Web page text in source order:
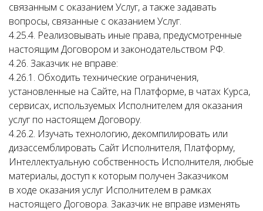
связанным с оказанием Услуг, а также задавать
вопросы, связанные с оказанием Услуг.
4.25.4. Реализовывать иные права, предусмотренные
настоящим Договором и законодательством РФ.
4.26. Заказчик не вправе:
4.26.1. Обходить технические ограничения,
установленные на Сайте, на Платформе, в чатах Курса,
сервисах, используемых Исполнителем для оказания
услуг по настоящем Договору.
4.26.2. Изучать технологию, декомпилировать или
дизассемблировать Сайт Исполнителя, Платформу,
Интеллектуальную собственность Исполнителя, любые
материалы, доступ к которым получен Заказчиком
в ходе оказания услуг Исполнителем в рамках
настоящего Договора. Заказчик не вправе изменять